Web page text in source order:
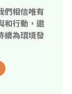
們相信唯有
和行動，邀
續為環境發